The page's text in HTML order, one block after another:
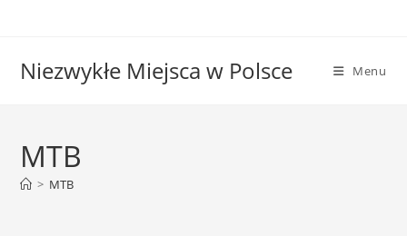
Niezwykłe Miejsca w Polsce Menu
MTB
> MTB